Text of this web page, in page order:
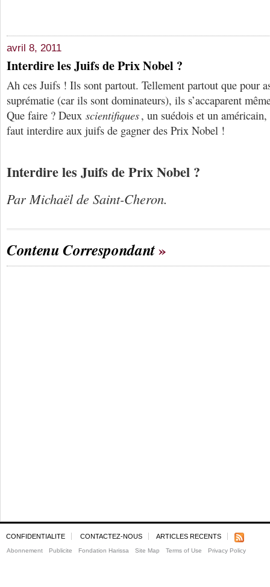
avril 8, 2011
Interdire les Juifs de Prix Nobel ?
Ah ces Juifs ! Ils sont partout. Tellement partout que pour
suprématie (car ils sont dominateurs), ils s’accaparent
Que faire ? Deux scientifiques, un suédois et un
faut interdire aux juifs de gagner des Prix Nobel !
Interdire les Juifs de Prix Nobel ?
Par Michaël de Saint-Cheron.
Contenu Correspondant
CONFIDENTIALITE CONTACTEZ-NOUS ARTICLES RECENTS
Abonnement Publicite Fondation Harissa Site Map Terms of Use Privacy Policy